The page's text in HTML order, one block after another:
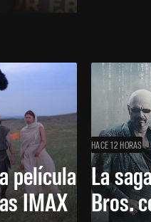
película
IMAX
HACE 12 HORAS
La
Bros.